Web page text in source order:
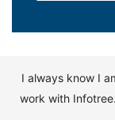
I always know I
work with